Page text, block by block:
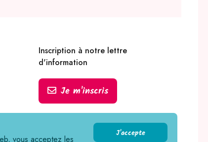
Inscription à notre lettre
d'information
Je m'inscris
vous acceptez les
J'accepte